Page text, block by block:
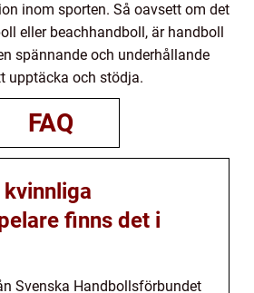
inom sporten. Så oavsett om det
eller beachhandboll, är handboll
spännande och underhållande
upptäcka och stödja.
FAQ
finns det i
Svenska Handbollsförbundet